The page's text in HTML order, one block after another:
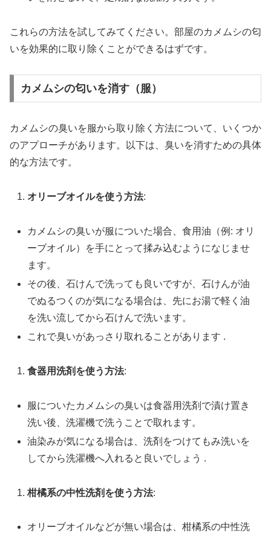
これらの方法を試してみてください。部屋のカメムシの匂
いを効果的に取り除くことができるはずです。
カメムシの匂いを消す（服）
カメムシの臭いを服から取り除く方法について、いくつか
のアプローチがあります。以下は、臭いを消すための具体
的な方法です。
オリーブオイルを使う方法:
カメムシの臭いが服についた場合、食用油（例: オリ
ーブオイル）を手にとって揉み込むようになじませ
ます。
その後、石けんで洗っても良いですが、石けんが油
でぬるつくのが気になる場合は、先にお湯で軽く油
を洗い流してから石けんで洗います。
これで臭いがあっさり取れることがあります .
食器用洗剤を使う方法:
服についたカメムシの臭いは食器用洗剤で漬け置き
洗い後、洗濯機で洗うことで取れます。
油染みが気になる場合は、洗剤をつけてもみ洗いを
してから洗濯機へ入れると良いでしょう .
柑橘系の中性洗剤を使う方法:
オリーブオイルなどが無い場合は、柑橘系の中性洗